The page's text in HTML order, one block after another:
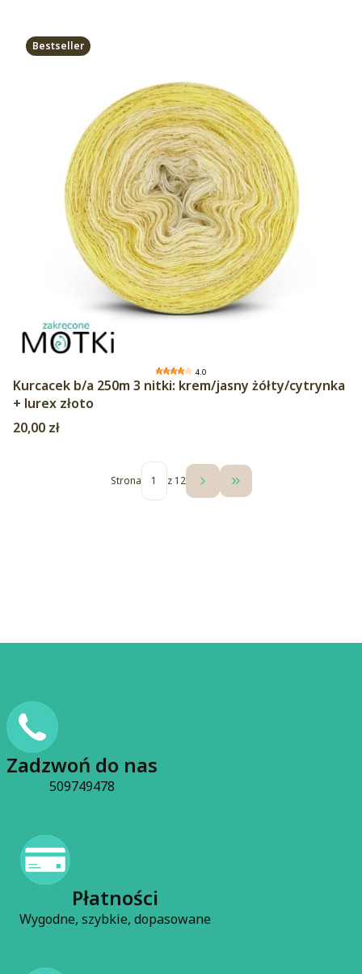
Bestseller
4.0
Kurcacek b/a 250m 3 nitki: krem/jasny żółty/cytrynka
+ lurex złoto
Cena
20,00 zł
Strona z 12 Przejdź do ostatniej
Zadzwoń do nas
509749478
Płatności
Wygodne, szybkie, dopasowane